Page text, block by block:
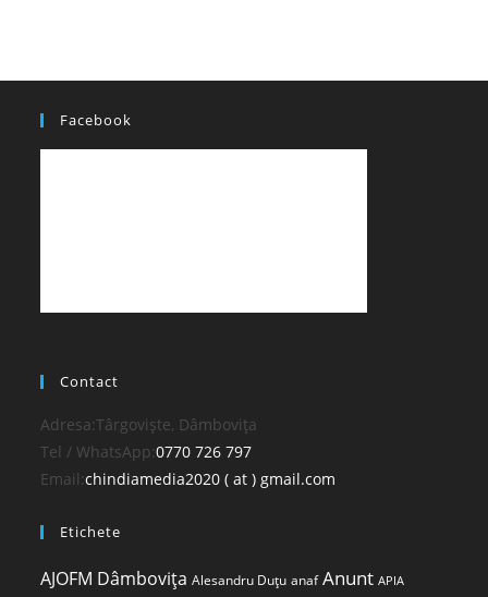
Facebook
Contact
Adresa:Târgoviște, Dâmbovița
Tel / WhatsApp:0770 726 797Opens
in
Email:chindiamedia2020 ( at ) gmail.com
Etichete
AJOFM Dâmbovița Alesandru Duțu anaf Anunt APIA